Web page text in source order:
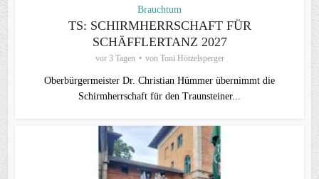
Brauchtum
TS: SCHIRMHERRSCHAFT FÜR
SCHÄFFLERTANZ 2027
vor 3 Tagen von Toni Hötzelsperger
Oberbürgermeister Dr. Christian Hümmer übernimmt die
Schirmherrschaft für den Traunsteiner...